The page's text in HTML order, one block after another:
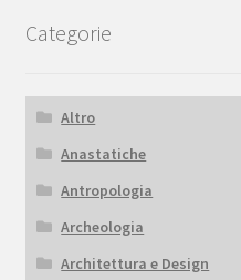
Categorie
Altro
Anastatiche
Antropologia
Archeologia
Architettura e Design